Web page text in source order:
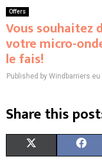
Offers
Vous souhaitez
votre micro-
le fais!
Published by Windbarriers.eu
Share this